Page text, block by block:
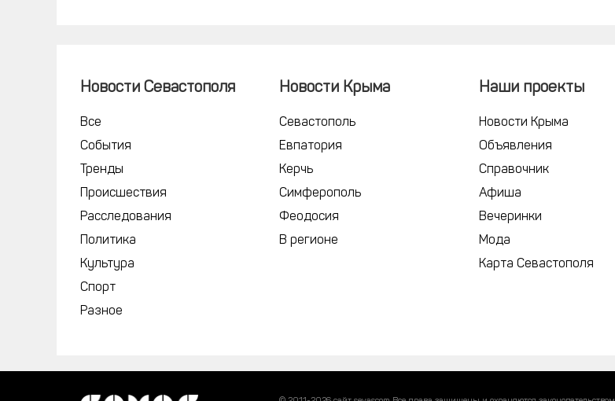
Новости Севастополя
Все
События
Тренды
Происшествия
Расследования
Политика
Культура
Спорт
Разное
Новости Крыма
Севастополь
Евпатория
Керчь
Симферополь
Феодосия
В регионе
Наши проекты
Новости Крыма
Объявления
Справочник
Афиша
Вечеринки
Мода
Карта Севастополя